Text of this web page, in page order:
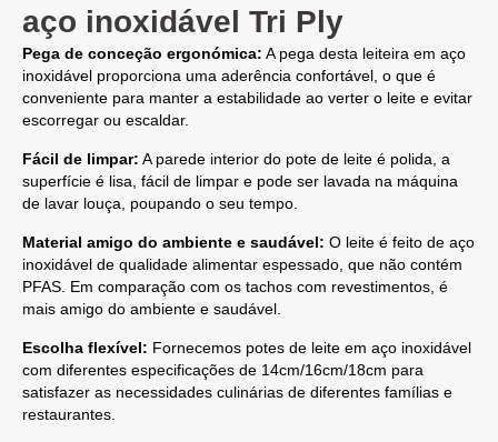
aço inoxidável Tri Ply
Pega de conceção ergonómica: A pega desta leiteira em aço
inoxidável proporciona uma aderência confortável, o que é
conveniente para manter a estabilidade ao verter o leite e evitar
escorregar ou escaldar.
Fácil de limpar: A parede interior do pote de leite é polida, a
superfície é lisa, fácil de limpar e pode ser lavada na máquina
de lavar louça, poupando o seu tempo.
Material amigo do ambiente e saudável: O leite é feito de aço
inoxidável de qualidade alimentar espessado, que não contém
PFAS. Em comparação com os tachos com revestimentos, é
mais amigo do ambiente e saudável.
Escolha flexível: Fornecemos potes de leite em aço inoxidável
com diferentes especificações de 14cm/16cm/18cm para
satisfazer as necessidades culinárias de diferentes famílias e
restaurantes.